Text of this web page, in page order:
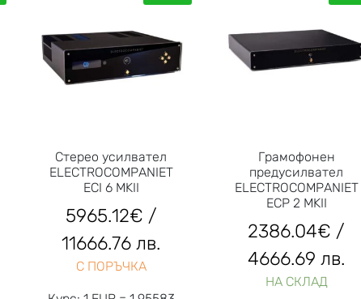
Стерео усилвател
ELECTROCOMPANIET
ECI 6 MKII
5965.12€ /
11666.76 лв.
С ПОРЪЧКА
Грамофонен
предусилвател
ELECTROCOMPANIET
ECP 2 MKII
2386.04€ /
4666.69 лв.
НА СКЛАД